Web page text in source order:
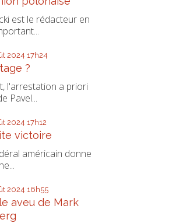
est le rédacteur en
2024 17h24
?
l'arrestation a priori
Pavel...
2024 17h12
victoire
américain donne
2024 16h55
aveu de Mark